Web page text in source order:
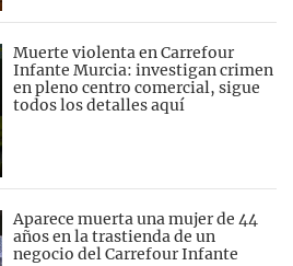
Muerte violenta en Carrefour
Infante Murcia: investigan crimen
en pleno centro comercial, sigue
todos los detalles aquí
Aparece muerta una mujer de 44
años en la trastienda de un
negocio del Carrefour Infante